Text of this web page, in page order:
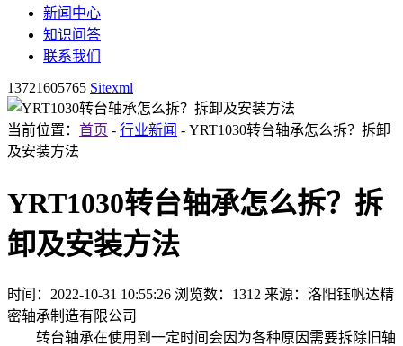
新闻中心
知识问答
联系我们
13721605765 Sitexml
当前位置： 首页 - 行业新闻 - YRT1030转台轴承怎么拆？拆卸
及安装方法
YRT1030转台轴承怎么拆？拆
卸及安装方法
时间：2022-10-31 10:55:26 浏览数：1312 来源：洛阳钰帆达精
密轴承制造有限公司
转台轴承在使用到一定时间会因为各种原因需要拆除旧轴